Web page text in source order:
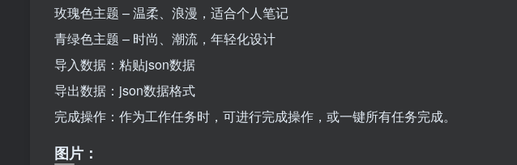
玫瑰色主题 – 温柔、浪漫，适合个人笔记
青绿色主题 – 时尚、潮流，年轻化设计
导入数据：粘贴json数据
导出数据：json数据格式
完成操作：作为工作任务时，可进行完成操作，或一键所有任务完成。
图片：